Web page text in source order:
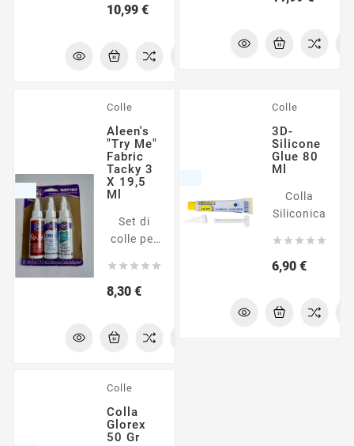
10,99 €Prezzo
Colle
Aleen's
"Try Me"
Fabric
Tacky 3
X 19,5
Ml
Set di
colle per
    
8,30 €Prezzo
Colle
3D-
Silicone
Glue 80
Ml
Colla
Siliconica
    
6,90 €Prezzo
Colle
Colla
Glorex
50 Gr